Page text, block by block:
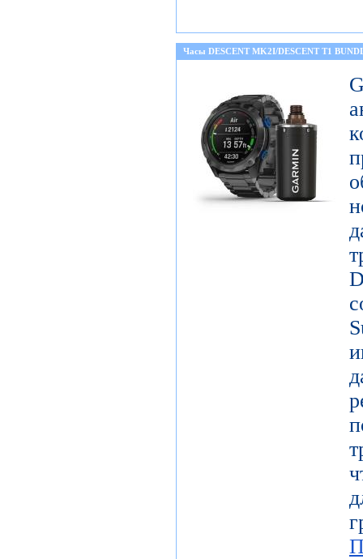
Часы DESCENT MK2I/DESCENT T1